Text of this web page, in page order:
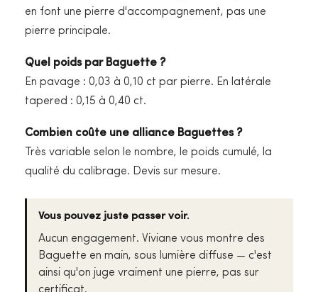
en font une pierre d'accompagnement, pas une
pierre principale.
Quel poids par Baguette ?
En pavage : 0,03 à 0,10 ct par pierre. En latérale
tapered : 0,15 à 0,40 ct.
Combien coûte une alliance Baguettes ?
Très variable selon le nombre, le poids cumulé, la
qualité du calibrage. Devis sur mesure.
Vous pouvez juste passer voir.
Aucun engagement. Viviane vous montre des
Baguette en main, sous lumière diffuse — c'est
ainsi qu'on juge vraiment une pierre, pas sur